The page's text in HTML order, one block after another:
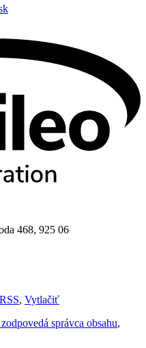
468, 925 06
RSS, Vytlačiť
správca obsahu,